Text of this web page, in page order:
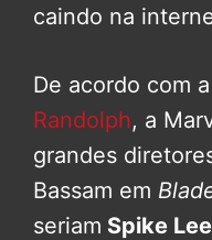
caindo na
De acordo com
Randolph, a
grandes
Bassam em
seriam Spike Lee